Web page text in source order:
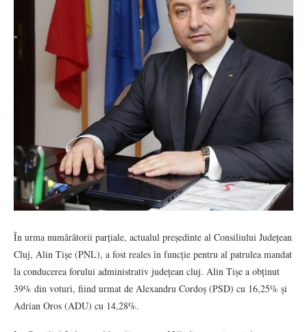
În urma numărătorii parțiale, actualul președinte al Consiliului Județean
Cluj, Alin Tișe (PNL), a fost reales în funcție pentru al patrulea mandat
la conducerea forului administrativ județean cluj. Alin Tișe a obținut
39% din voturi, fiind urmat de Alexandru Cordoș (PSD) cu 16,25% și
Adrian Oros (ADU) cu 14,28%.